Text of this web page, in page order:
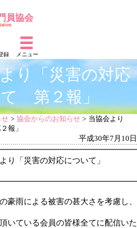
員協会
録 メニュー
り「災害の対応
第２報」
せ >協会からのお知らせ > 当協会より
報」
平成30年7月10日
り「災害の対応について」
豪雨による被害の甚大さを考慮し、
いている会員の皆様全てに配信いた